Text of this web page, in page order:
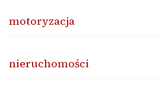
motoryzacja
nieruchomości